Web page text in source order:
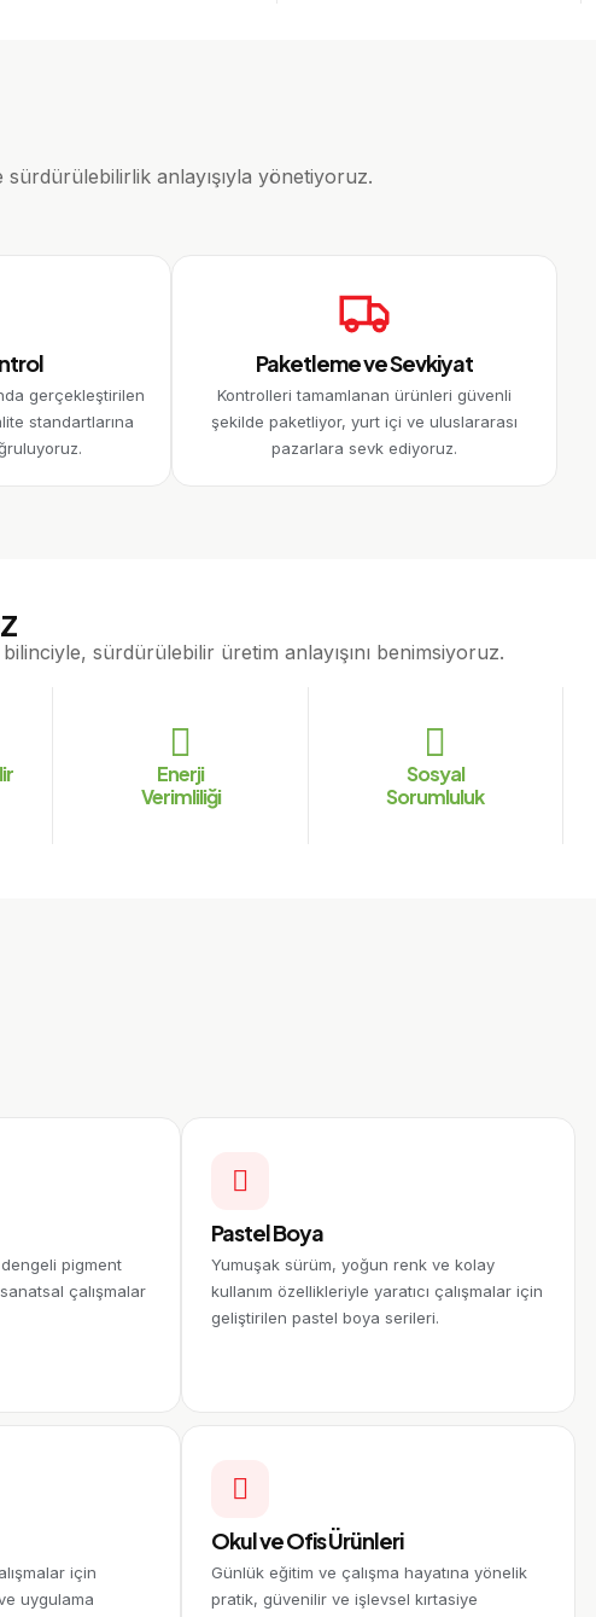
anlayışıyla yönetiyoruz.
gerçekleştirilen
standartlarına
Paketleme ve Sevkiyat
Kontrolleri tamamlanan ürünleri güvenli
şekilde paketliyor, yurt içi ve uluslararası
pazarlara sevk ediyoruz.
sürdürülebilir üretim anlayışını benimsiyoruz.
Enerji
Verimliliği
Sosyal
Sorumluluk
pigment
çalışmalar
Pastel Boya
Yumuşak sürüm, yoğun renk ve kolay
kullanım özellikleriyle yaratıcı çalışmalar için
geliştirilen pastel boya serileri.
için
uygulama
Okul ve Ofis Ürünleri
Günlük eğitim ve çalışma hayatına yönelik
pratik, güvenilir ve işlevsel kırtasiye